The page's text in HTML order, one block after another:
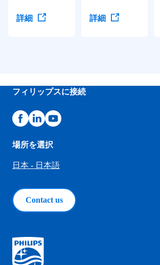
詳細 詳細
フィリップスに接続
場所を選択
日本 - 日本語
Contact us